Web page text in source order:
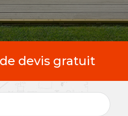
devis gratuit